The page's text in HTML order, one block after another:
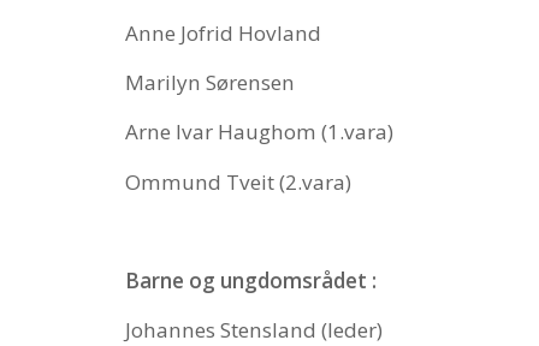
GJENBRUKSBUTIKKENE
BLI GIVER
Anne Jofrid Hovland
Marilyn Sørensen
Arne Ivar Haughom (1.vara)
Ommund Tveit (2.vara)
Barne og ungdomsrådet :
Johannes Stensland (leder)